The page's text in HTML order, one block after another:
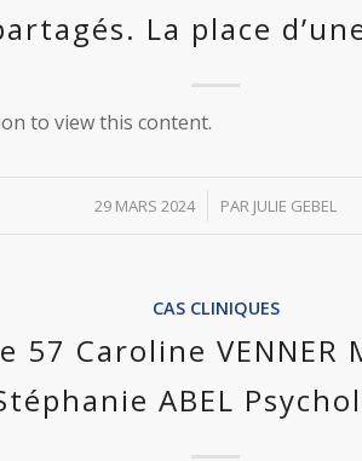
La place
to view this content.
29 MARS 2024
/ PAR JULIE GEBEL
CAS CLINIQUES
57 Caroline
ABEL